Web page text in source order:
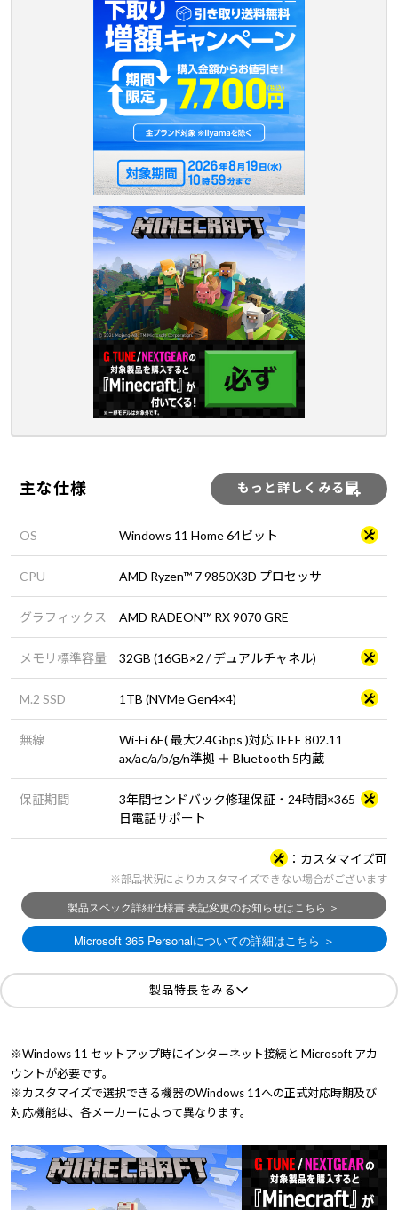
主な仕様 もっと詳しくみる
OS Windows 11 Home 64ビット
CPU AMD Ryzen™ 7 9850X3D プロセッサ
グラフィックス AMD RADEON™ RX 9070 GRE
メモリ標準容量 32GB (16GB×2 / デュアルチャネル)
M.2 SSD 1TB (NVMe Gen4×4)
無線
Wi-Fi 6E( 最大2.4Gbps )対応 IEEE 802.11
ax/ac/a/b/g/n準拠 ＋ Bluetooth 5内蔵
保証期間
3年間センドバック修理保証・24時間×365
日電話サポート
カスタマイズ可
※部品状況によりカスタマイズできない場合がございます
製品特長をみる
※Windows 11 セットアップ時にインターネット接続と Microsoft アカ
ウントが必要です。
※カスタマイズで選択できる機器のWindows 11への正式対応時期及び
対応機能は、各メーカーによって異なります。